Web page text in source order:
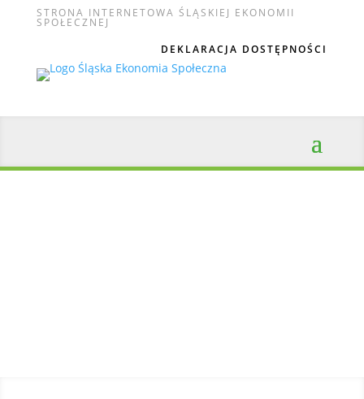
STRONA INTERNETOWA ŚLĄSKIEJ EKONOMII
SPOŁECZNEJ
DEKLARACJA DOSTĘPNOŚCI